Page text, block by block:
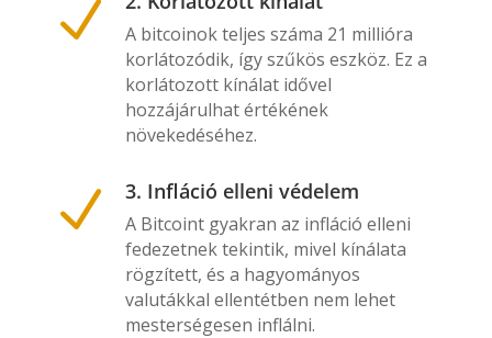
N
A bitcoinok teljes száma 21 millióra
korlátozódik, így szűkös eszköz. Ez a
korlátozott kínálat idővel
hozzájárulhat értékének
növekedéséhez.
N 3. Infláció elleni védelem
A Bitcoint gyakran az infláció elleni
fedezetnek tekintik, mivel kínálata
rögzített, és a hagyományos
valutákkal ellentétben nem lehet
mesterségesen inflálni.